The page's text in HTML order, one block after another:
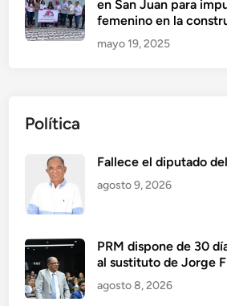
en San Juan para
femenino en la
mayo 19, 2025
Política
Fallece el diputado
agosto 9, 2026
PRM dispone de 30
al sustituto de Jorge
agosto 8, 2026